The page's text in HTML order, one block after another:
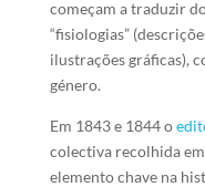
começam a traduzir
“fisiologias”
ilustrações gráficas),
género.
Em 1843 e 1844 o
colectiva recolhida
elemento chave na